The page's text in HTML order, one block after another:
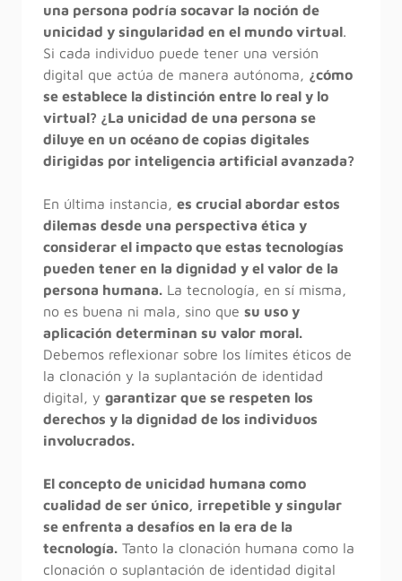
una persona podría socavar la noción de
unicidad y singularidad en el mundo virtual.
Si cada individuo puede tener una versión
digital que actúa de manera autónoma, ¿cómo
se establece la distinción entre lo real y lo
virtual? ¿La unicidad de una persona se
diluye en un océano de copias digitales
dirigidas por inteligencia artificial avanzada?
En última instancia, es crucial abordar estos
dilemas desde una perspectiva ética y
considerar el impacto que estas tecnologías
pueden tener en la dignidad y el valor de la
persona humana. La tecnología, en sí misma,
no es buena ni mala, sino que su uso y
aplicación determinan su valor moral.
Debemos reflexionar sobre los límites éticos de
la clonación y la suplantación de identidad
digital, y garantizar que se respeten los
derechos y la dignidad de los individuos
involucrados.
El concepto de unicidad humana como
cualidad de ser único, irrepetible y singular
se enfrenta a desafíos en la era de la
tecnología. Tanto la clonación humana como la
clonación o suplantación de identidad digital